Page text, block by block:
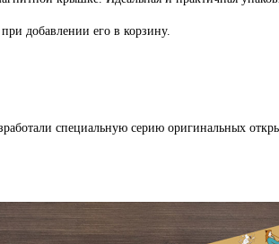
добавлении его в корзину.
специальную серию оригинальных